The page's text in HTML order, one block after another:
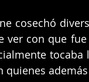
cosechó
ver con que
tocaba
quienes